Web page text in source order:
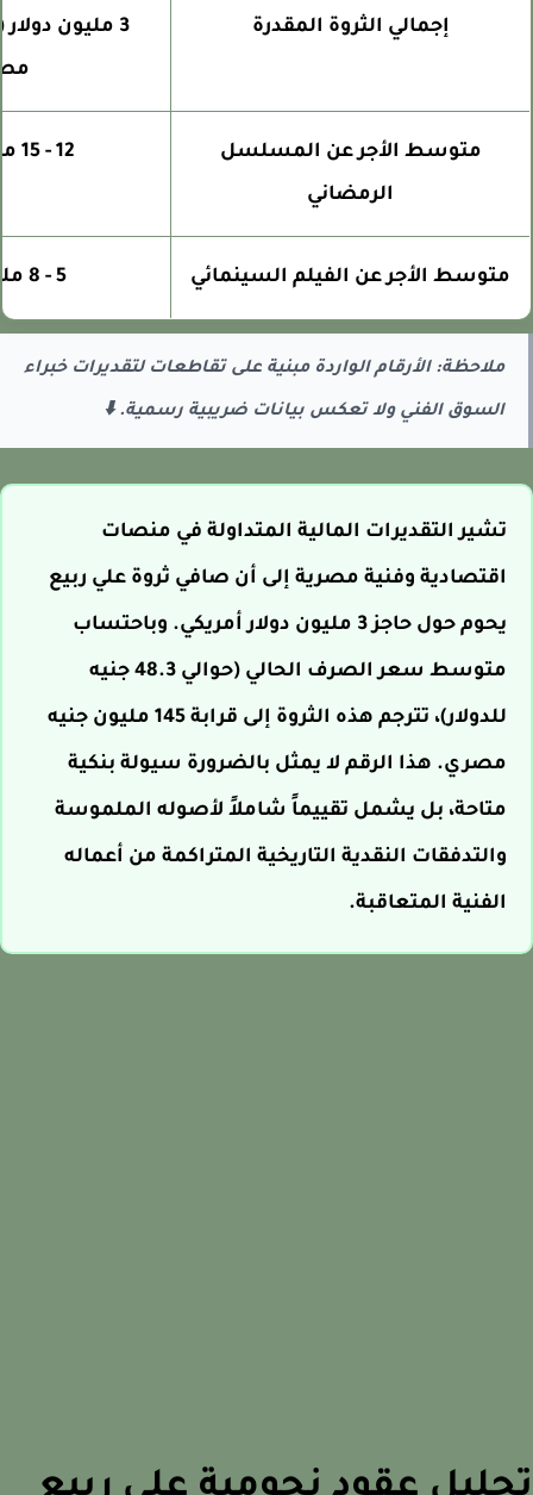
إجمالي الثروة المقدرة
متوسط الأجر عن المسلسل
الرمضاني
متوسط الأجر عن الفيلم السينمائي
ملاحظة: الأرقام الواردة مبنية على تقاطعات لتقديرات خبراء
السوق الفني ولا تعكس بيانات ضريبية رسمية. ⬇️
تشير التقديرات المالية المتداولة في منصات
اقتصادية وفنية مصرية إلى أن صافي ثروة علي ربيع
يحوم حول حاجز 3 مليون دولار أمريكي. وباحتساب
متوسط سعر الصرف الحالي (حوالي 48.3 جنيه
للدولار)، تترجم هذه الثروة إلى قرابة 145 مليون جنيه
مصري. هذا الرقم لا يمثل بالضرورة سيولة بنكية
متاحة، بل يشمل تقييماً شاملاً لأصوله الملموسة
والتدفقات النقدية التاريخية المتراكمة من أعماله
الفنية المتعاقبة.